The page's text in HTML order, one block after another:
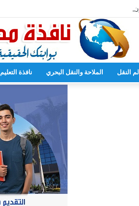
بجامعة الريادة تفتح أبوابها لاستقبال الطلاب الجدد
النقل الملاحة والنقل البحري نافذة التعليم